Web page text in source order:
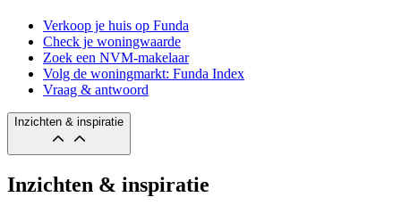
Verkoop je huis op Funda
Check je woningwaarde
Zoek een NVM-makelaar
Volg de woningmarkt: Funda Index
Vraag & antwoord
Inzichten & inspiratie
Inzichten & inspiratie